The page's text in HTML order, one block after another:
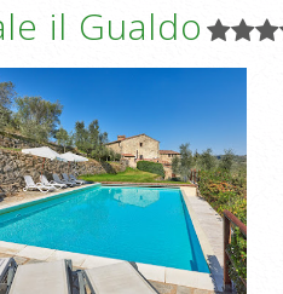
il Gualdo